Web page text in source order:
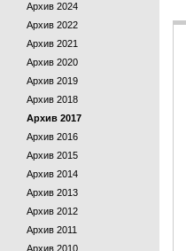
Архив 2024
Архив 2022
Архив 2021
Архив 2020
Архив 2019
Архив 2018
Архив 2017
Архив 2016
Архив 2015
Архив 2014
Архив 2013
Архив 2012
Архив 2011
Архив 2010